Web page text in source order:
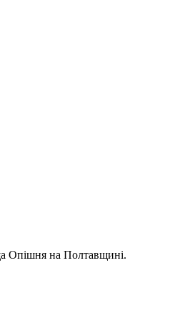
Опішня на Полтавщині.